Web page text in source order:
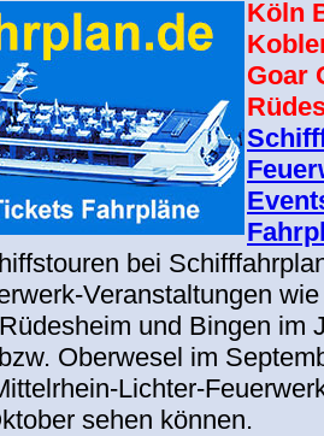
Köln
Goar
bei
Veranstaltungen
und Bingen im
Oberwesel im
Lichter-
sehen können.